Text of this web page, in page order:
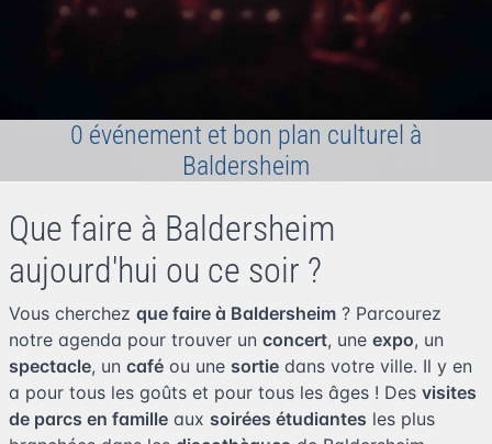
0 événement et bon plan culturel à
Baldersheim
Que faire à Baldersheim
aujourd'hui ou ce soir ?
Vous cherchez que faire à Baldersheim ? Parcourez
notre agenda pour trouver un concert, une expo, un
spectacle, un café ou une sortie dans votre ville. Il y en
a pour tous les goûts et pour tous les âges ! Des visites
de parcs en famille aux soirées étudiantes les plus